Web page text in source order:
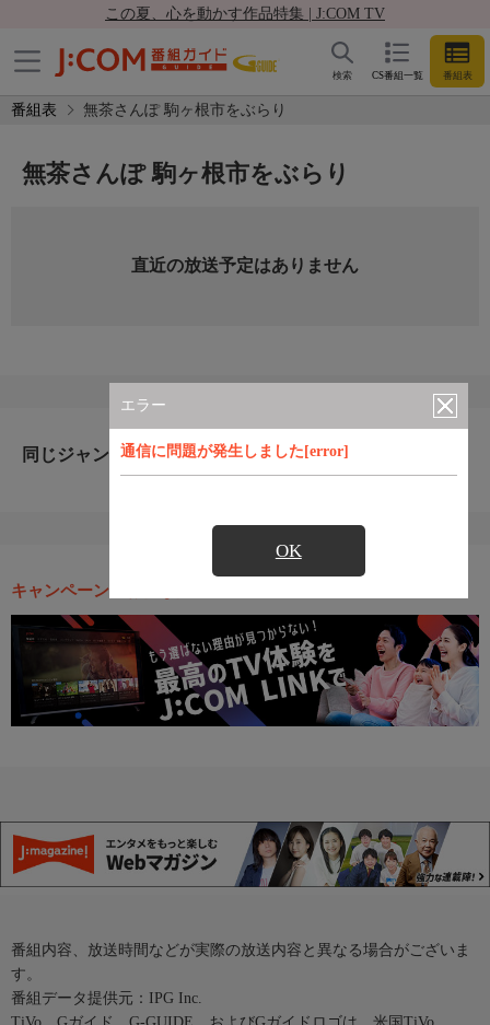
この夏、心を動かす作品特集 | J:COM TV
CS番組一覧 番組表
検索
番組表 無茶さんぽ 駒ヶ根市をぶらり
エラー
通信に問題が発生しました[error]
OK
無茶さんぽ 駒ヶ根市をぶらり
直近の放送予定はありません
同じジャンルのおすすめ番組
キャンペーン・お得な情報
番組内容、放送時間などが実際の放送内容と異なる場合がございま
す。
番組データ提供元：IPG Inc.